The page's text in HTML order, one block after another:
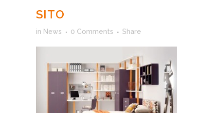
SITO
in News 0 Comments Share